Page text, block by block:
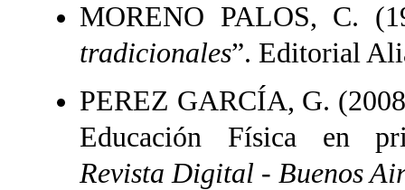
MORENO PALOS, C.
tradicionales”. Editorial
PEREZ GARCÍA, G.
Educación Física en
Revista Digital - Buenos